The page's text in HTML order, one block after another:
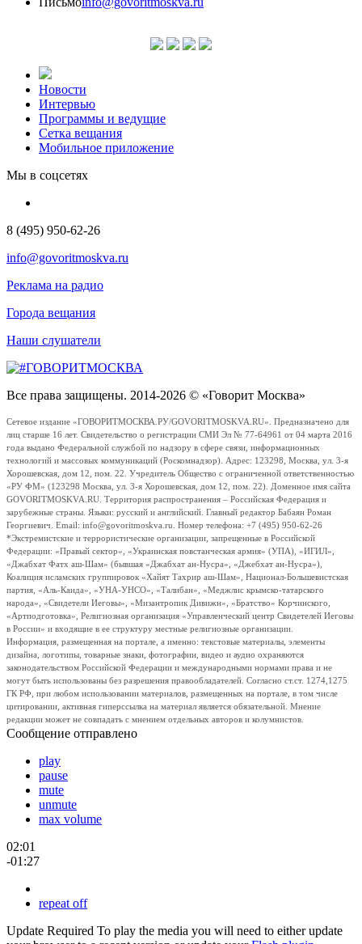
Новости
Интервью
Программы и ведущие
Сетка вещания
Мобильное приложение
Мы в соцсетях
8 (495) 950-62-26
info@govoritmoskva.ru
Реклама на радио
Города вещания
Наши слушатели
Все права защищены. 2014-2026 © «Говорит Москва»
Сетевое издание «ГОВОРИТМОСКВА.РУ/GOVORITMOSKVA.RU». Предназначено для
лиц старше 16 лет. Свидетельство о регистрации СМИ Эл № 77-64961 от 04 марта 2016
года выдано Федеральной службой по надзору в сфере связи, информационных
технологий и массовых коммуникаций (Роскомнадзор). Адрес: 123298, Москва, ул. 3-я
Хорошевская, дом 12, пом. 22. Учредитель Общество с ограниченной ответственностью
«РУ ФМ» (123298 Москва, ул. 3-я Хорошевская, дом 12, пом. 22). Доменное имя сайта
GOVORITMOSKVA.RU. Территория распространения – Российская Федерация и
зарубежные страны. Языки: русский и английский. Главный редактор Бабаян Роман
Георгиевич. Email: info@govoritmoskva.ru. Номер телефона: +7 (495) 950-62-26
*Экстремистские и террористические организации, запрещенные в Российской
Федерации: «Правый сектор», «Украинская повстанческая армия» (УПА), «ИГИЛ»,
«Джабхат Фатх аш-Шам» (бывшая «Джабхат ан-Нусра», «Джебхат ан-Нусра»),
Коалиция исламских группировок «Хайят Тахрир аш-Шам», Национал-Большевистская
партия, «Аль-Каида», «УНА-УНСО», «Талибан», «Меджлис крымско-татарского
народа», «Свидетели Иеговы», «Мизантропик Дивижн», «Братство» Корчинского,
«Артподготовка», Религиозная организация «Управленческий центр Свидетелей Иеговы
в России» и входящие в ее структуру местные религиозные организации.
Информация, размещенная на портале, а именно: текстовые материалы, элементы
дизайна, логотипы, товарные знаки, фотографии, видео и аудио охраняются
законодательством Российской Федерации и международными нормами права и не
могут быть использованы без разрешения правообладателей. Согласно ст.ст. 1274,1275
ГК РФ, при любом использовании материалов, размещенных на портале, в том числе
цитировании, активная гиперссылка на материал является обязательной. Мнение
редакции может не совпадать с мнением отдельных авторов и колумнистов.
Сообщение отправлено
play
pause
mute
unmute
max volume
02:01
-01:27
repeat off
Update Required To play the media you will need to either update